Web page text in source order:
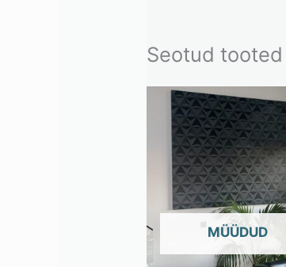
Seotud tooted
OUT OF STOCK